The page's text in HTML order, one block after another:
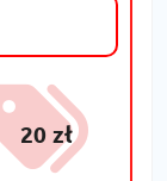
20 zł